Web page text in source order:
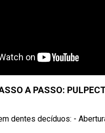
A PASSO:
dentes decíduos: -